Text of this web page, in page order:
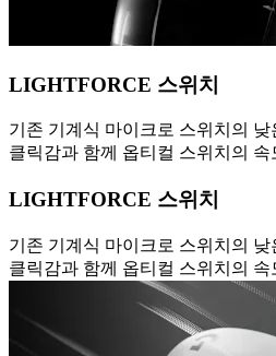
LIGHTFORCE 스위치
기존 기계식 마이크로 스위치의
클릭감과 함께 옵티컬 스위치의
LIGHTFORCE 스위치
기존 기계식 마이크로 스위치의
클릭감과 함께 옵티컬 스위치의